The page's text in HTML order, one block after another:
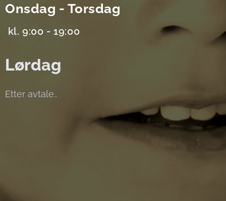
Onsdag - Torsdag
kl. 9:00 - 19:00
Lørdag
Etter avtale..